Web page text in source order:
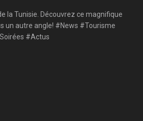
la Tunisie. Découvrez ce magnifique
un autre angle! #News #Tourisme
#Actus